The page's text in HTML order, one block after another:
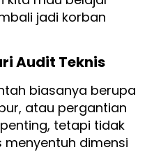
jadi korban
Audit Teknis
biasanya berupa
atau pergantian
tetapi tidak
menyentuh dimensi